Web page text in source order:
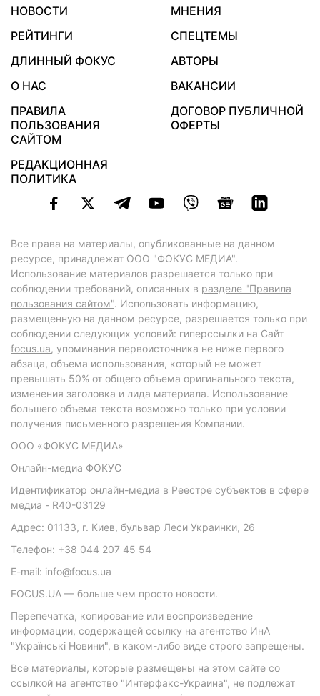
НОВОСТИ
МНЕНИЯ
РЕЙТИНГИ
СПЕЦТЕМЫ
ДЛИННЫЙ ФОКУС
АВТОРЫ
О НАС
ВАКАНСИИ
ПРАВИЛА
ПОЛЬЗОВАНИЯ
САЙТОМ
ДОГОВОР ПУБЛИЧНОЙ
ОФЕРТЫ
РЕДАКЦИОННАЯ
ПОЛИТИКА
Все права на материалы, опубликованные на данном
ресурсе, принадлежат ООО "ФОКУС МЕДИА".
Использование материалов разрешается только при
соблюдении требований, описанных в разделе "Правила
пользования сайтом". Использовать информацию,
размещенную на данном ресурсе, разрешается только при
соблюдении следующих условий: гиперссылки на Сайт
focus.ua, упоминания первоисточника не ниже первого
абзаца, объема использования, который не может
превышать 50% от общего объема оригинального текста,
изменения заголовка и лида материала. Использование
большего объема текста возможно только при условии
получения письменного разрешения Компании.
ООО «ФОКУС МЕДИА»
Онлайн-медиа ФОКУС
Идентификатор онлайн-медиа в Реестре субъектов в сфере
медиа - R40-03129
Адрес: 01133, г. Киев, бульвар Леси Украинки, 26
Телефон: +38 044 207 45 54
E-mail: info@focus.ua
FOCUS.UA — больше чем просто новости.
Перепечатка, копирование или воспроизведение
информации, содержащей ссылку на агентство ИнА
"Українські Новини", в каком-либо виде строго запрещены.
Все материалы, которые размещены на этом сайте со
ссылкой на агентство "Интерфакс-Украина", не подлежат